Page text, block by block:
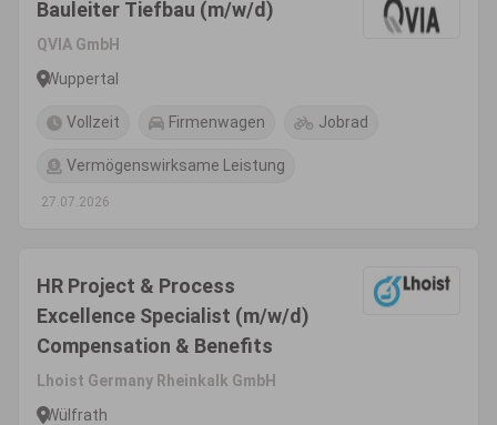
Bauleiter Tiefbau (m/w/d)
QVIA GmbH
Wuppertal
Vollzeit Firmenwagen Jobrad
Vermögenswirksame Leistung
27.07.2026
HR Project & Process
Excellence Specialist (m/w/d)
Compensation & Benefits
Lhoist Germany Rheinkalk GmbH
Wülfrath